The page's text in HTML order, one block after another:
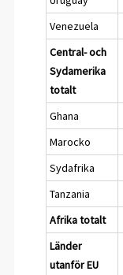
Venezuela
Central- och
Sydamerika
totalt
Ghana
Marocko
Sydafrika
Tanzania
Afrika totalt
Länder
utanför EU